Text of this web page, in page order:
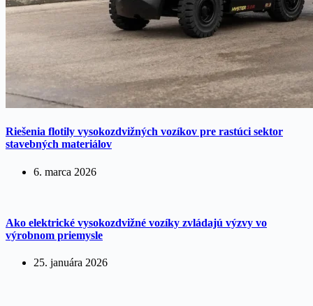
Riešenia flotily vysokozdvižných vozíkov pre rastúci sektor
stavebných materiálov
6. marca 2026
Ako elektrické vysokozdvižné vozíky zvládajú výzvy vo
výrobnom priemysle
25. januára 2026